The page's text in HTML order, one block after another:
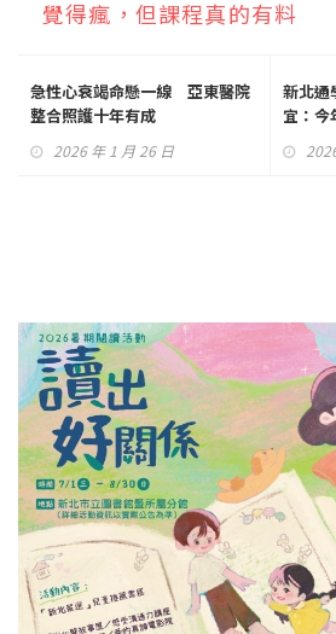
覺得瘋，但課程真的有料
急性心衰竭命懸一線 亞東醫院
整合照護十年有成
2026 年 1 月 26 日
新北
宜：今